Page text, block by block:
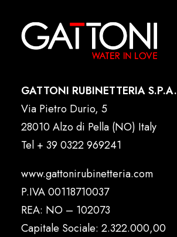
GATTONI RUBINETTERIA S.P.A.
Via Pietro Durio, 5
28010 Alzo di Pella (NO) Italy
Tel + 39 0322 969241
www.gattonirubinetteria.com
P.IVA 00118710037
REA: NO – 102073
Capitale Sociale: 2.322.000,00